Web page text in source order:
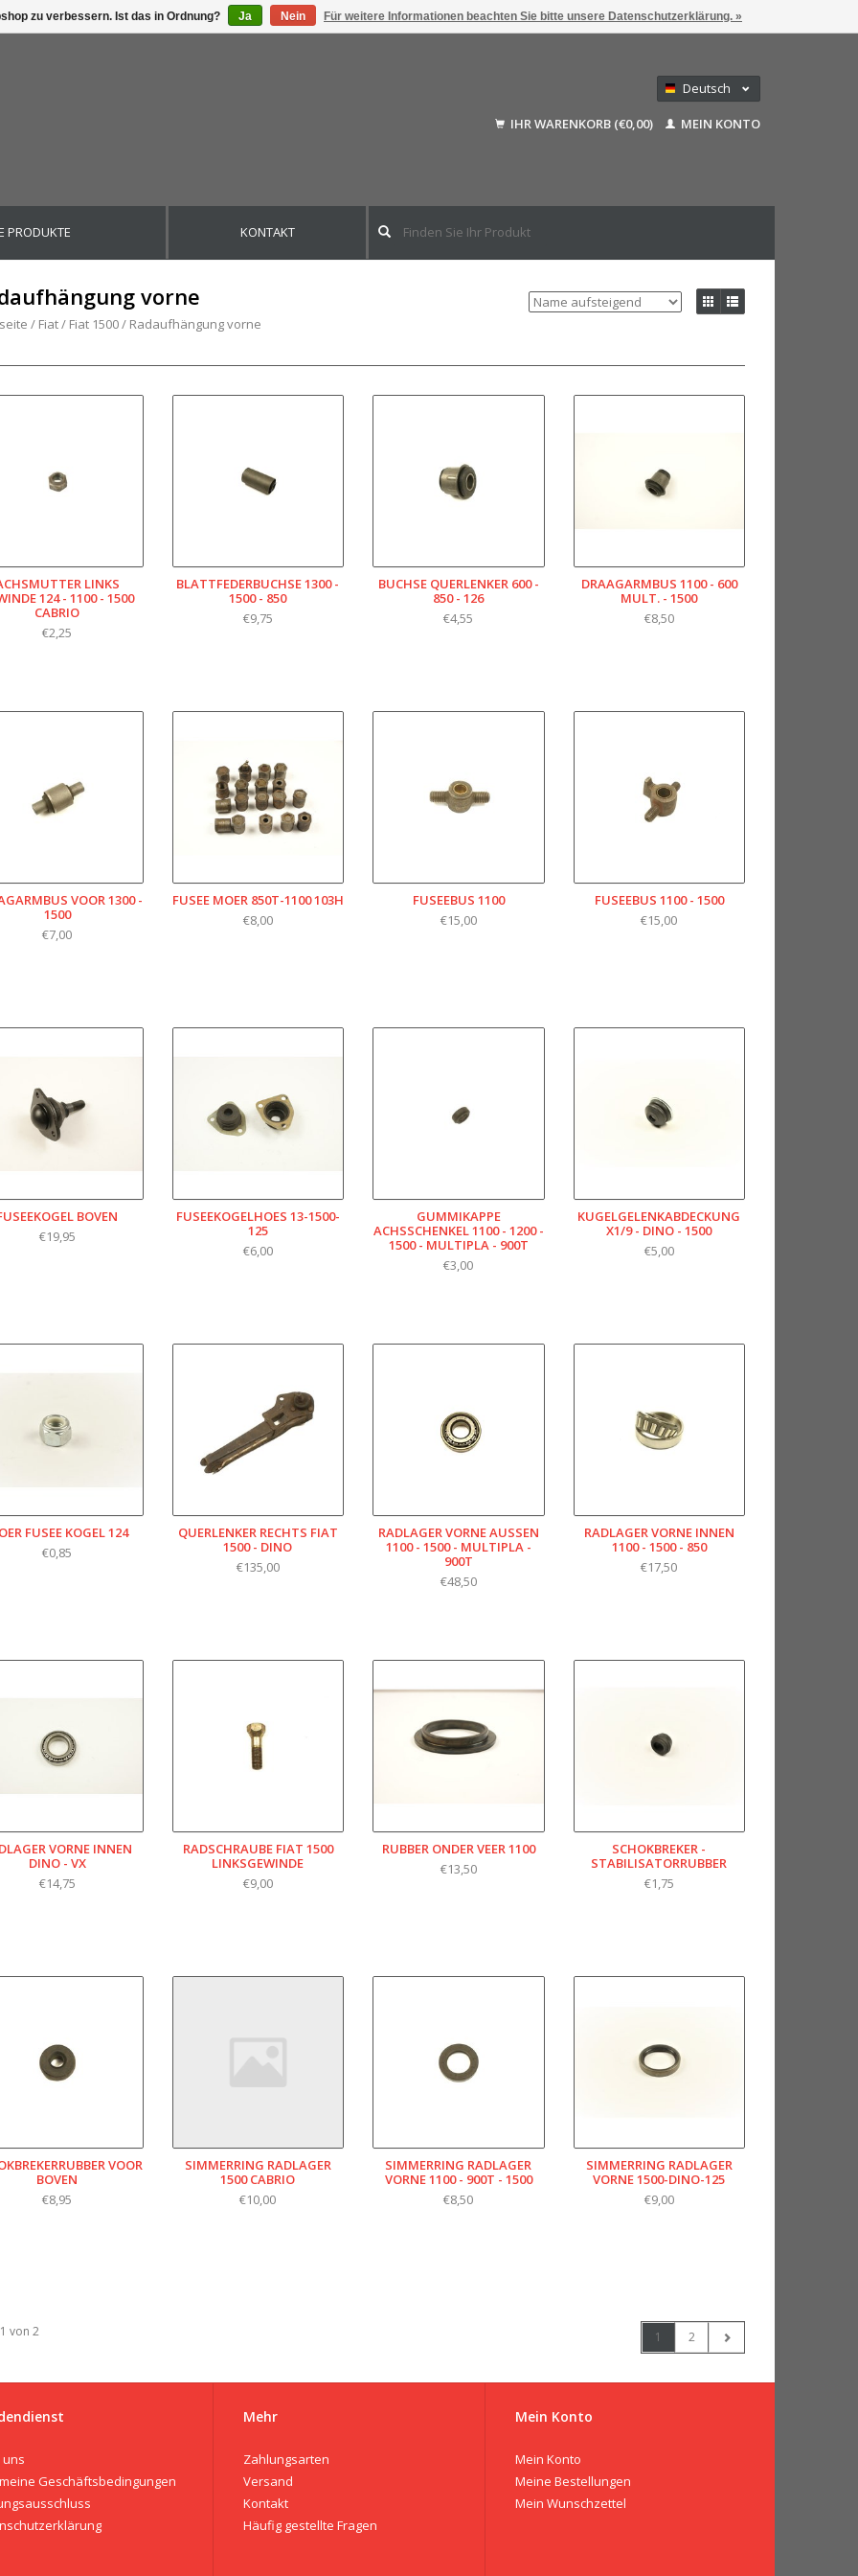
Deutsch
Français
IHR WARENKORB (€0,00) MEIN KONTO
PRODUKTE KONTAKT
vorne
/ Fiat/ Fiat 1500/ Radaufhängung vorne
LINKS
124 - 1100 - 1500
CABRIO
€2,25
BLATTFEDERBUCHSE 1300 -
1500 - 850
€9,75
BUCHSE QUERLENKER 600 -
850 - 126
€4,55
DRAAGARMBUS 1100 - 600
MULT. - 1500
€8,50
VOOR 1300 -
1500
€7,00
FUSEE MOER 850T-1100 103H
€8,00
FUSEEBUS 1100
€15,00
FUSEEBUS 1100 - 1500
€15,00
BOVEN
€19,95
FUSEEKOGELHOES 13-1500-
125
€6,00
GUMMIKAPPE
ACHSSCHENKEL 1100 - 1200 -
1500 - MULTIPLA - 900T
€3,00
KUGELGELENKABDECKUNG
X1/9 - DINO - 1500
€5,00
FUSEE KOGEL 124
€0,85
QUERLENKER RECHTS FIAT
1500 - DINO
€135,00
RADLAGER VORNE AUSSEN 1
100 - 1500 - MULTIPLA - 9
00T
€48,50
RADLAGER VORNE INNEN
1100 - 1500 - 850
€17,50
VORNE INNEN
DINO - VX
€14,75
RADSCHRAUBE FIAT 1500
LINKSGEWINDE
€9,00
RUBBER ONDER VEER 1100
€13,50
SCHOKBREKER -
STABILISATORRUBBER
€1,75
VOOR
BOVEN
€8,95
SIMMERRING RADLAGER
1500 CABRIO
€10,00
SIMMERRING RADLAGER
VORNE 1100 - 900T - 1500
€8,50
SIMMERRING RADLAGER
VORNE 1500-DINO-125
€9,00
von 2 1 2
uns
Geschäftsbedingungen
Mehr
Zahlungsarten
Versand
Kontakt
Häufig gestellte Fragen
Mein Konto
Mein Konto
Meine Bestellungen
Mein Wunschzettel
zu verbessern. Ist das in Ordnung? Ja Nein Für weitere Informationen beachten Sie bitte unsere Datenschutzerklärung. »